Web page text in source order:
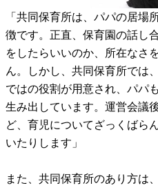
「共同保育所は、パパの居場
徴です。正直、保育園の話し
をしたらいいのか、所在なさ
ん。しかし、共同保育所では
ではの役割が用意され、パパ
生み出しています。運営会議
ど、育児についてざっくばら
いたりします」
また、共同保育所のあり方は